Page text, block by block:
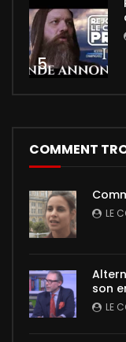
5
COMMENT
LE
son
LE